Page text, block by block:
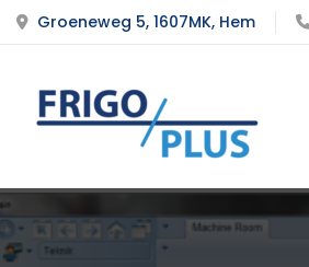
Groeneweg 5, 1607MK, Hem